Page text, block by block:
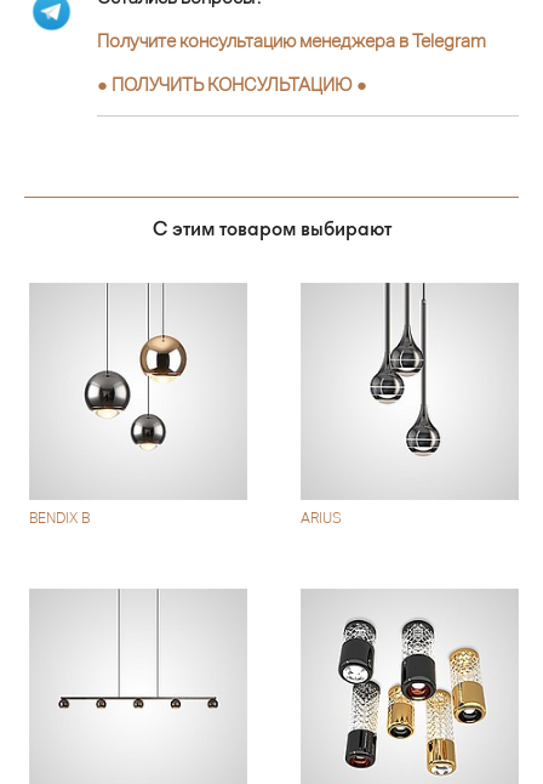
Получите консультацию менеджера в Telegram
● ПОЛУЧИТЬ КОНСУЛЬТАЦИЮ ●
С этим товаром выбирают
BENDIX B ARIUS